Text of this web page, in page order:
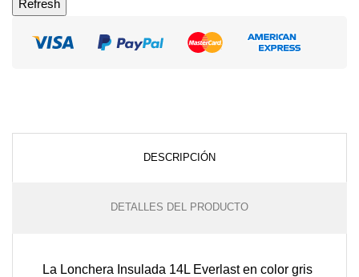
DESCRIPCIÓN
DETALLES DEL PRODUCTO
La Lonchera Insulada 14L Everlast en color gris